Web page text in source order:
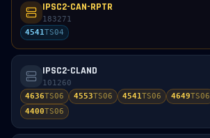
IPSC2-CAN-RPTR
183271
4541TS04
IPSC2-CLAND
101260
4636TS06 4553TS06 4541TS06 4649TS06
4400TS06